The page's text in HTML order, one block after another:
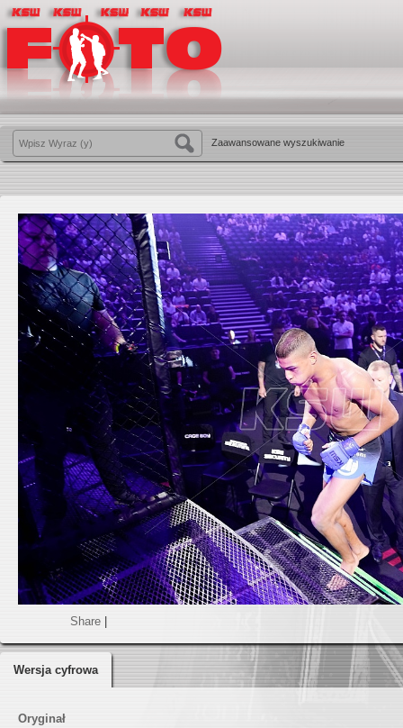
Zaawansowane wyszukiwanie
Share
Wersja cyfrowa
Oryginał